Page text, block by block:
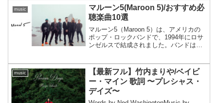
1979年にリリースされたヒット曲「We
Are F...
music
マルーン5(Maroon 5)/おすすめ必
聴楽曲10選
マルーン5（Maroon 5）は、アメリカの
ポップ・ロックバンドで、1994年にロサ
ンゼルスで結成されました。バンドは当
マルーン5として再編成され、20...
music
【最新フル】竹内まりや/ベイビ
ー・マイン 歌詞 〜プレシャス・
デイズ〜